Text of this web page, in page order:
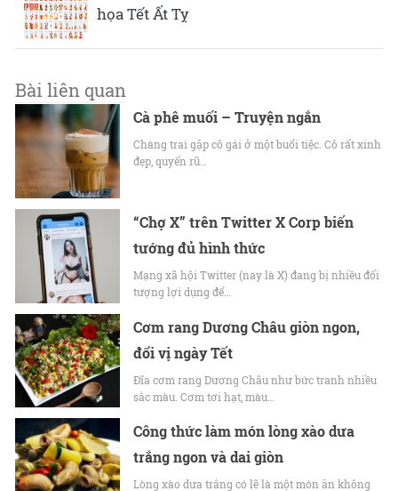
họa Tết Ất Tỵ
Bài liên quan
Cà phê muối – Truyện ngắn
Chàng trai gặp cô gái ở một buổi tiệc. Cô rất xinh
đẹp, quyến rũ…
“Chợ X” trên Twitter X Corp biến
tướng đủ hình thức
Mạng xã hội Twitter (nay là X) đang bị nhiều đối
tượng lợi dụng để…
Cơm rang Dương Châu giòn ngon,
đổi vị ngày Tết
Đĩa cơm rang Dương Châu như bức tranh nhiều
sắc màu. Cơm tơi hạt, màu…
Công thức làm món lòng xào dưa
trắng ngon và dai giòn
Lòng xào dưa trắng có lẽ là một món ăn không